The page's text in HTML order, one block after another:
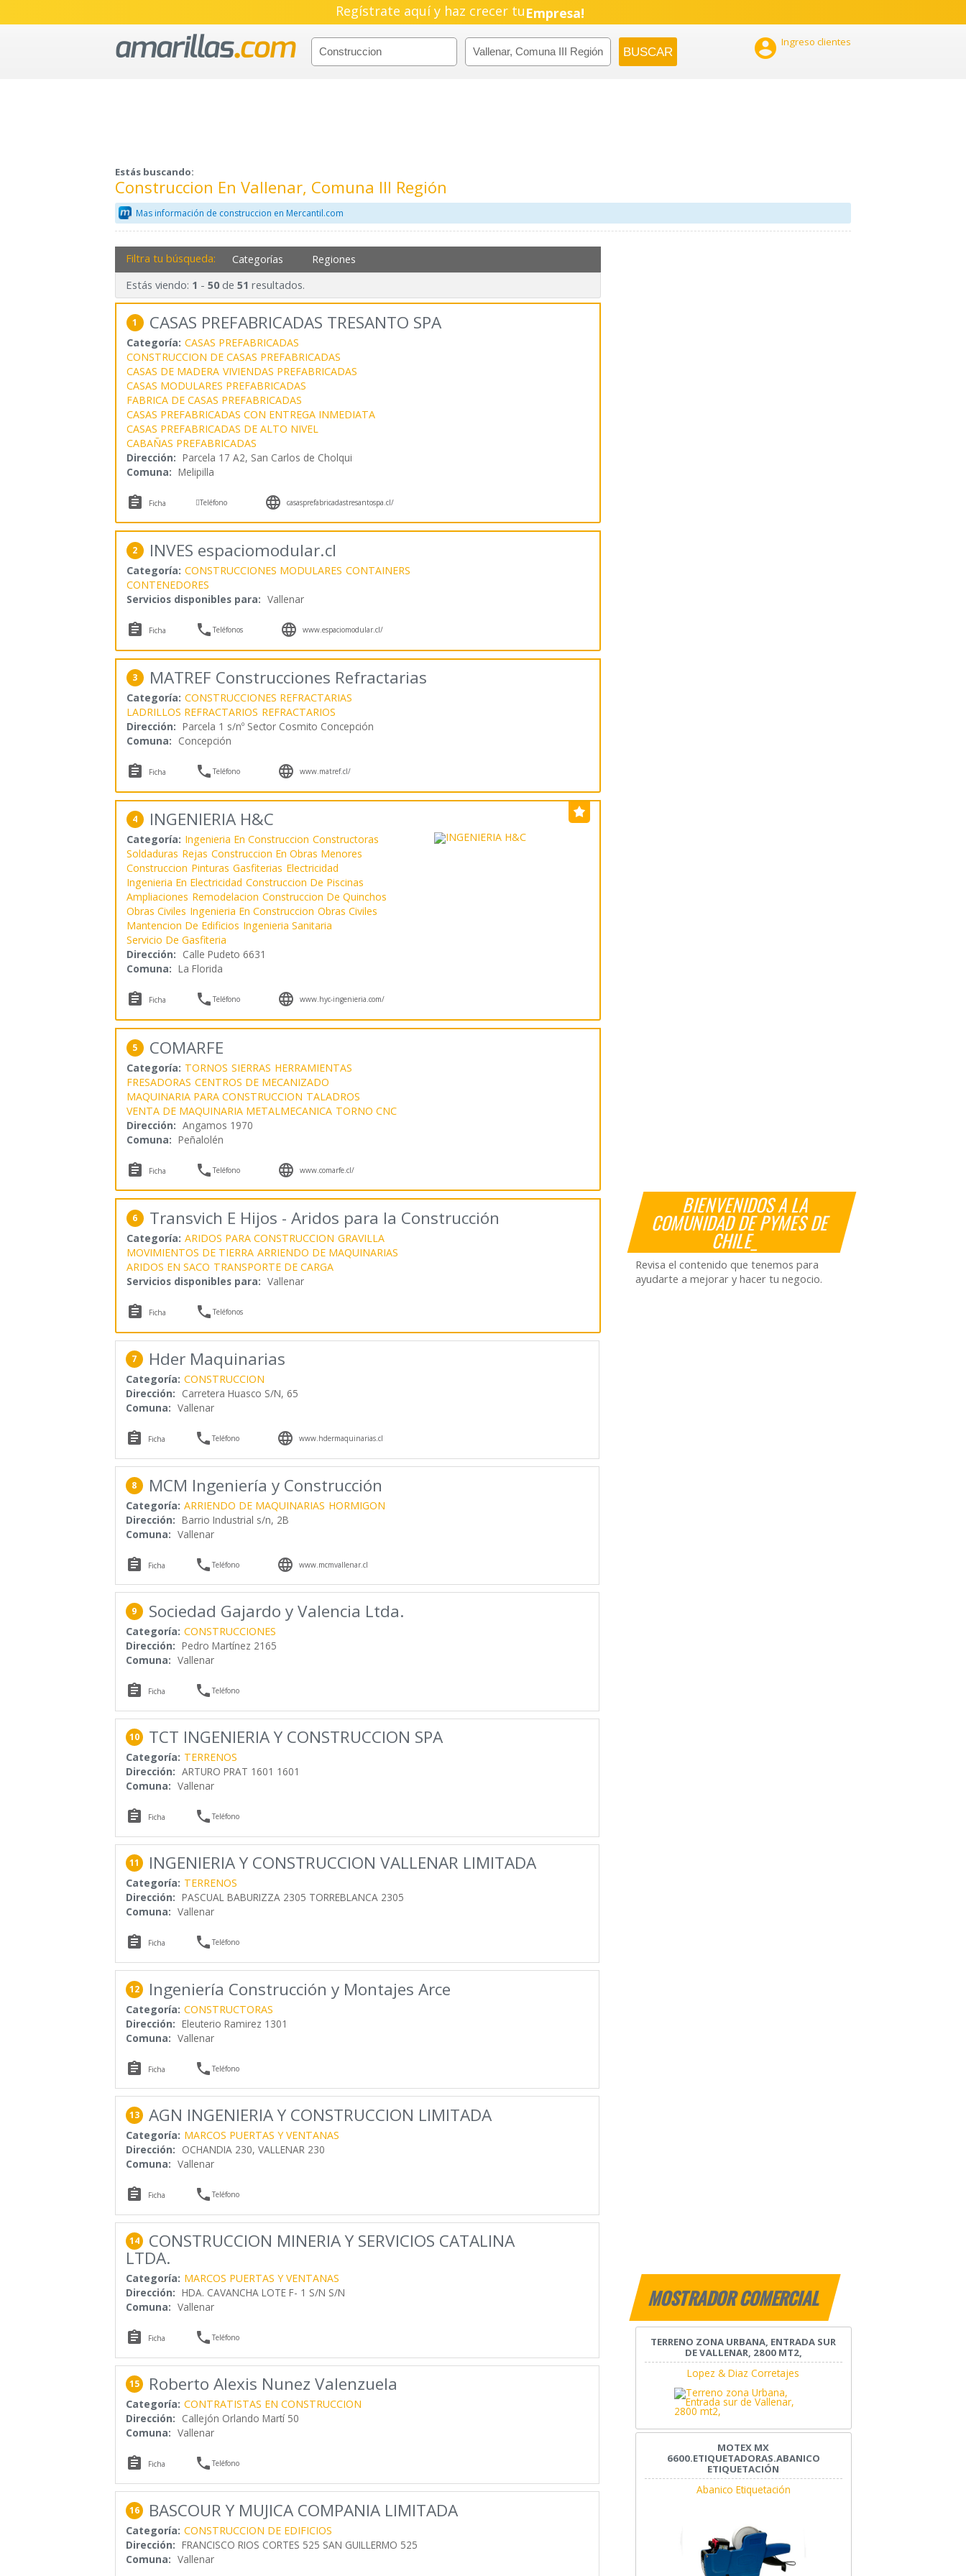
Regístrate aquí y haz crecer tuEmpresa!
Negocio!
Pyme!
 Ingreso clientes
Estás buscando:
Construccion En Vallenar, Comuna III Región
Mas información de construccion en Mercantil.com
BIENVENIDOS A LA
COMUNIDAD DE PYMES DE
CHILE_
Revisa el contenido que tenemos para
ayudarte a mejorar y hacer tu negocio.
MOSTRADOR COMERCIAL
TERRENO ZONA URBANA, ENTRADA SUR
DE VALLENAR, 2800 MT2,
Lopez & Diaz Corretajes
MOTEX MX
6600.ETIQUETADORAS.ABANICO
ETIQUETACIÓN
Abanico Etiquetación
Filtra tu búsqueda: Categorías Regiones
Estás viendo: 1 - 50de 51 resultados.
1 CASAS PREFABRICADAS TRESANTO SPA
Categoría: CASAS PREFABRICADAS
CONSTRUCCION DE CASAS PREFABRICADAS
CASAS DE MADERA VIVIENDAS PREFABRICADAS
CASAS MODULARES PREFABRICADAS
FABRICA DE CASAS PREFABRICADAS
CASAS PREFABRICADAS CON ENTREGA INMEDIATA
CASAS PREFABRICADAS DE ALTO NIVEL
CABAÑAS PREFABRICADAS
Dirección: Parcela 17 A2, San Carlos de Cholqui
Comuna: Melipilla
 Ficha Teléfono  casasprefabricadastresantospa.cl/
2 INVES espaciomodular.cl
Categoría: CONSTRUCCIONES MODULARES CONTAINERS
CONTENEDORES
Servicios disponibles para: Vallenar
 Ficha Teléfonos  www.espaciomodular.cl/
3 MATREF Construcciones Refractarias
Categoría: CONSTRUCCIONES REFRACTARIAS
LADRILLOS REFRACTARIOS REFRACTARIOS
Dirección: Parcela 1 s/nº Sector Cosmito Concepción
Comuna: Concepción
 Ficha Teléfono  www.matref.cl/
4 INGENIERIA H&C
Categoría: Ingenieria En Construccion Constructoras
Soldaduras Rejas Construccion En Obras Menores
Construccion Pinturas Gasfiterias Electricidad
Ingenieria En Electricidad Construccion De Piscinas
Ampliaciones Remodelacion Construccion De Quinchos
Obras Civiles Ingenieria En Construccion Obras Civiles
Mantencion De Edificios Ingenieria Sanitaria
Servicio De Gasfiteria
Dirección: Calle Pudeto 6631
Comuna: La Florida
 Ficha Teléfono  www.hyc-ingenieria.com/
5 COMARFE
Categoría: TORNOS SIERRAS HERRAMIENTAS
FRESADORAS CENTROS DE MECANIZADO
MAQUINARIA PARA CONSTRUCCION TALADROS
VENTA DE MAQUINARIA METALMECANICA TORNO CNC
Dirección: Angamos 1970
Comuna: Peñalolén
 Ficha Teléfono  www.comarfe.cl/
6 Transvich E Hijos - Aridos para la Construcción
Categoría: ARIDOS PARA CONSTRUCCION GRAVILLA
MOVIMIENTOS DE TIERRA ARRIENDO DE MAQUINARIAS
ARIDOS EN SACO TRANSPORTE DE CARGA
Servicios disponibles para: Vallenar
 Ficha Teléfonos
7 Hder Maquinarias
Categoría: CONSTRUCCION
Dirección: Carretera Huasco S/N, 65
Comuna: Vallenar
 Ficha Teléfono  www.hdermaquinarias.cl
8 MCM Ingeniería y Construcción
Categoría: ARRIENDO DE MAQUINARIAS HORMIGON
Dirección: Barrio Industrial s/n, 2B
Comuna: Vallenar
 Ficha Teléfono  www.mcmvallenar.cl
9 Sociedad Gajardo y Valencia Ltda.
Categoría: CONSTRUCCIONES
Dirección: Pedro Martínez 2165
Comuna: Vallenar
 Ficha Teléfono
10 TCT INGENIERIA Y CONSTRUCCION SPA
Categoría: TERRENOS
Dirección: ARTURO PRAT 1601 1601
Comuna: Vallenar
 Ficha Teléfono
11 INGENIERIA Y CONSTRUCCION VALLENAR LIMITADA
Categoría: TERRENOS
Dirección: PASCUAL BABURIZZA 2305 TORREBLANCA 2305
Comuna: Vallenar
 Ficha Teléfono
12 Ingeniería Construcción y Montajes Arce
Categoría: CONSTRUCTORAS
Dirección: Eleuterio Ramirez 1301
Comuna: Vallenar
 Ficha Teléfono
13 AGN INGENIERIA Y CONSTRUCCION LIMITADA
Categoría: MARCOS PUERTAS Y VENTANAS
Dirección: OCHANDIA 230, VALLENAR 230
Comuna: Vallenar
 Ficha Teléfono
14 CONSTRUCCION MINERIA Y SERVICIOS CATALINA
LTDA.
Categoría: MARCOS PUERTAS Y VENTANAS
Dirección: HDA. CAVANCHA LOTE F- 1 S/N S/N
Comuna: Vallenar
 Ficha Teléfono
15 Roberto Alexis Nunez Valenzuela
Categoría: CONTRATISTAS EN CONSTRUCCION
Dirección: Callejón Orlando Martí 50
Comuna: Vallenar
 Ficha Teléfono
16 BASCOUR Y MUJICA COMPANIA LIMITADA
Categoría: CONSTRUCCION DE EDIFICIOS
Dirección: FRANCISCO RIOS CORTES 525 SAN GUILLERMO 525
Comuna: Vallenar